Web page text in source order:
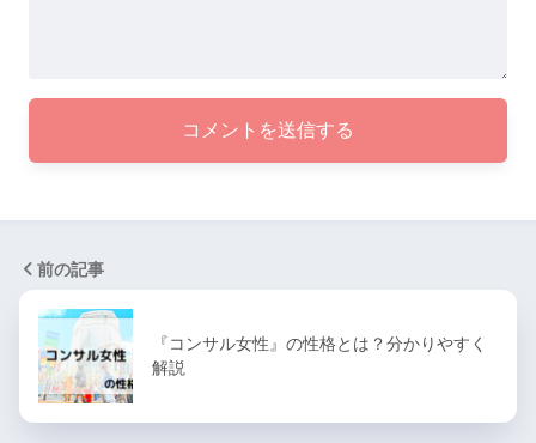
前の記事
『コンサル女性』の性格とは？分かりやすく
解説